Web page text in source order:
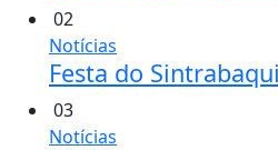
02
Notícias
Festa do
03
Notícias